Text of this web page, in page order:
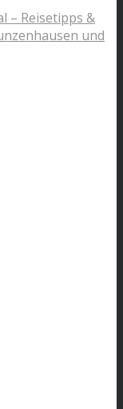
– Reisetipps &
und